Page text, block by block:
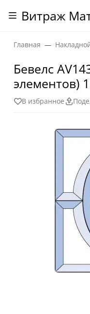
Витраж
Главная
Бевелс
элементов)
В избранное